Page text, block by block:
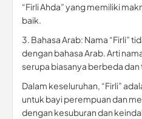
“Firli Ahda” yang memiliki
baik.
3. Bahasa Arab: Nama “Firli”
dengan bahasa Arab. Arti
serupa biasanya berbeda dan
Dalam keseluruhan, “Firli”
untuk bayi perempuan dan
dengan kesuburan dan